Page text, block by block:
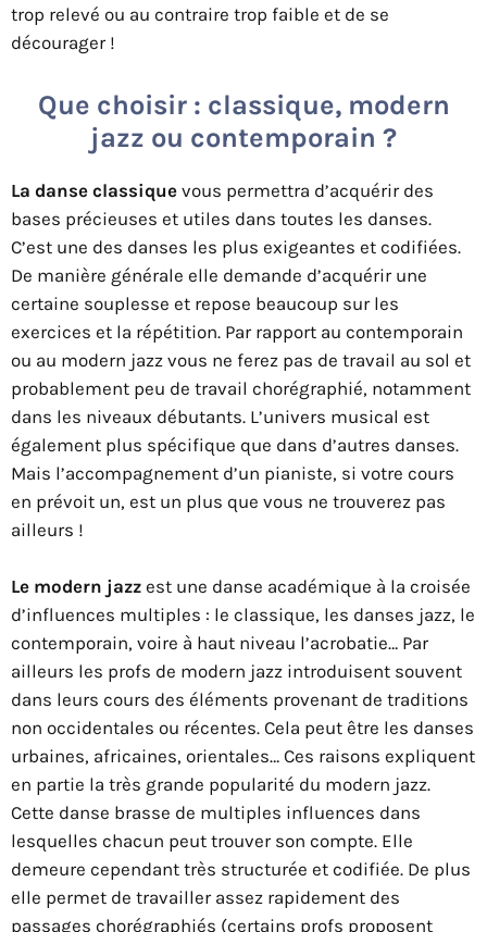
trop relevé ou au contraire trop faible et de se
décourager !
Que choisir : classique, modern
jazz ou contemporain ?
La danse classique vous permettra d’acquérir des
bases précieuses et utiles dans toutes les danses.
C’est une des danses les plus exigeantes et codifiées.
De manière générale elle demande d’acquérir une
certaine souplesse et repose beaucoup sur les
exercices et la répétition. Par rapport au contemporain
ou au modern jazz vous ne ferez pas de travail au sol et
probablement peu de travail chorégraphié, notamment
dans les niveaux débutants. L’univers musical est
également plus spécifique que dans d’autres danses.
Mais l’accompagnement d’un pianiste, si votre cours
en prévoit un, est un plus que vous ne trouverez pas
ailleurs !
Le modern jazz est une danse académique à la croisée
d’influences multiples : le classique, les danses jazz, le
contemporain, voire à haut niveau l’acrobatie… Par
ailleurs les profs de modern jazz introduisent souvent
dans leurs cours des éléments provenant de traditions
non occidentales ou récentes. Cela peut être les danses
urbaines, africaines, orientales… Ces raisons expliquent
en partie la très grande popularité du modern jazz.
Cette danse brasse de multiples influences dans
lesquelles chacun peut trouver son compte. Elle
demeure cependant très structurée et codifiée. De plus
elle permet de travailler assez rapidement des
passages chorégraphiés (certains profs proposent